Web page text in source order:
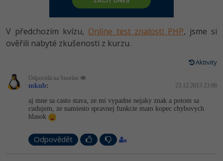
HTML5, CSS3, Bootstrap, SEO
SQL a databáze
React
Spring
PHP
JavaScript
UML a návrhové vzory
MySQL/MariaDB
Vývojář mobilních aplikací
Specialista na AI a bigdata
Webdesigner
Tester
Systémový administrátor
Grafik / UX/UI návrhář
-80%
JavaScript -80%
C++ -80%
Swift -80%
C -80%
V předchozím kvízu, Online test znalostí PHP, jsme si
ověřili nabyté zkušenosti z kurzu.
Aktivity
Odpovídá na Snorlax
mkub: 23.12.2013 23:06
aj mne sa casto stava, ze mi vypadne nejaky znak a potom sa
cudujem, ze namiesto spravnej funkcie mam kopec chybovych
hlasok
Odpovědět